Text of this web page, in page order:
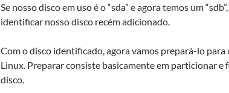
Se nosso disco em uso é o “sda” e agora temos um
identificar nosso disco recém adicionado.
Com o disco identificado, agora vamos prepará-lo
Linux. Preparar consiste basicamente em particionar e
disco.